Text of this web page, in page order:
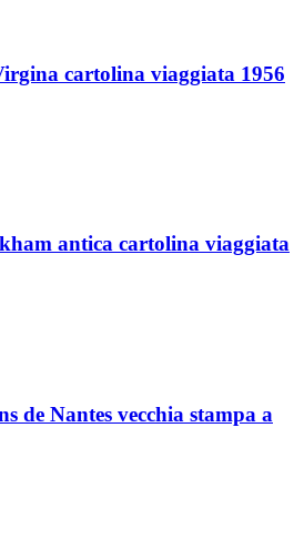
cartolina viaggiata 1956
antica cartolina viaggiata
de Nantes vecchia stampa a